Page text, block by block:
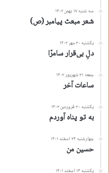
سه شنبه ۱۷ بهمن ۱۴۰۲
شعر مبعث پیامبر (ص)
یکشنبه ۳۰ مهر ۱۴۰۲
دلِ بی‌قرار سامرّا
جمعه ۳۱ شهریور ۱۴۰۲
ساعات آخر
یکشنبه ۲۰ فروردین ۱۴۰۲
به تو پناه آوردم
چهارشنبه ۲۴ اسفند ۱۴۰۱
حسین من
یکشنبه ۱۴ اسفند ۱۴۰۱